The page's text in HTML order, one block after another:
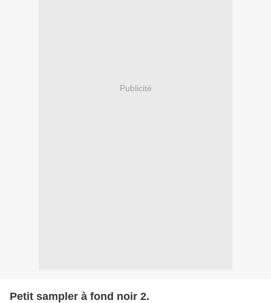
Publicité
Petit sampler à fond noir 2.